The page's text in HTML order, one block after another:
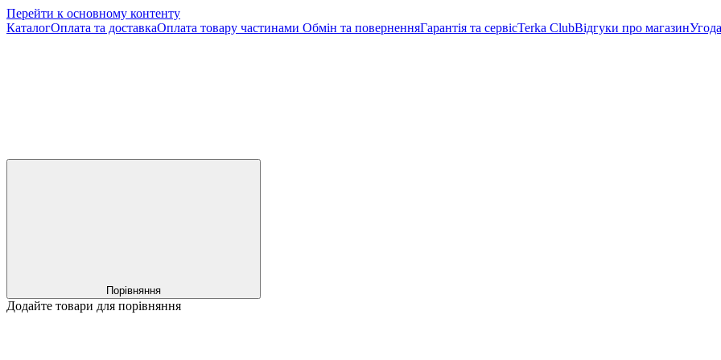
Перейти к основному контенту
КаталогОплата та доставкаОплата товару частинами Обмін та поверненняГарантія та сервісTerka ClubВідгуки про магазин
Порівняння
Додайте товари для порівняння